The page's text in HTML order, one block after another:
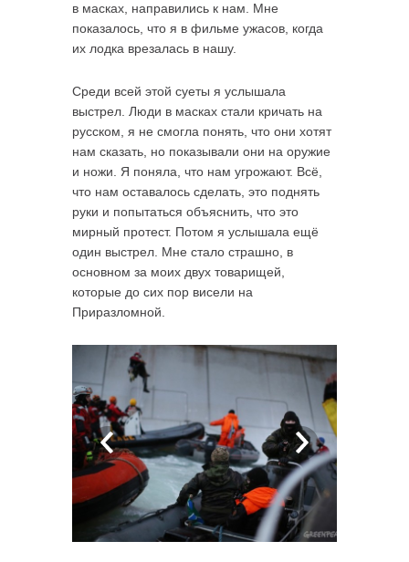
в масках, направились к нам. Мне
показалось, что я в фильме ужасов, когда
их лодка врезалась в нашу.
Среди всей этой суеты я услышала
выстрел. Люди в масках стали кричать на
русском, я не смогла понять, что они хотят
нам сказать, но показывали они на оружие
и ножи. Я поняла, что нам угрожают. Всё,
что нам оставалось сделать, это поднять
руки и попытаться объяснить, что это
мирный протест. Потом я услышала ещё
один выстрел. Мне стало страшно, в
основном за моих двух товарищей,
которые до сих пор висели на
Приразломной.